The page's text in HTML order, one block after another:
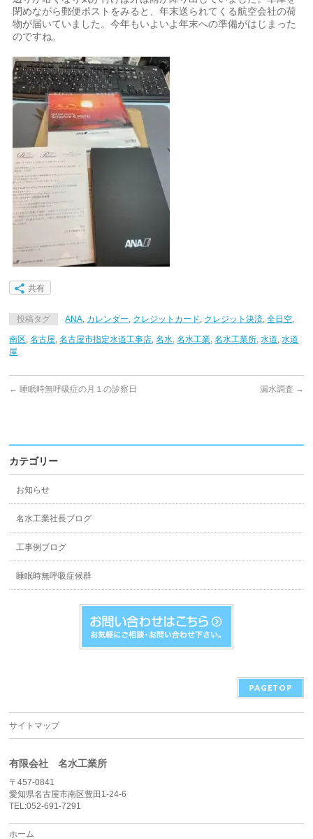
閉めながら郵便ポストをみると、年末送られてくる航空会社の荷
物が届いていました。今年もいよいよ年末への準備がはじまった
のですね。
共有
投稿タグ ANA, カレンダー, クレジットカード, クレジット決済,全日空,
南区,名古屋,名古屋市指定水道工事店,名水,名水工業,名水工業所,水道,水道
屋
← 睡眠時無呼吸症の月１の診察日 漏水調査 →
カテゴリー
お知らせ
名水工業社長ブログ
工事例ブログ
睡眠時無呼吸症候群
PAGETOP
サイトマップ
有限会社 名水工業所
〒457-0841
愛知県名古屋市南区豊田1-24-6
TEL:052-691-7291
ホーム